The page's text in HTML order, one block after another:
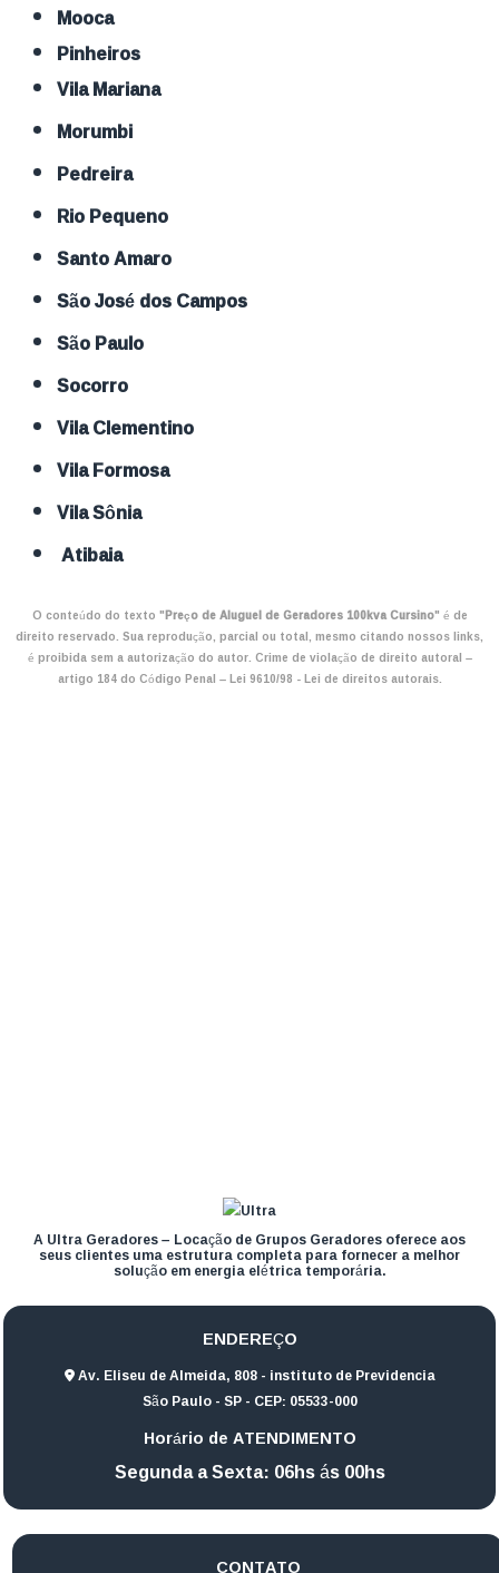
Mooca
Pinheiros
Vila Mariana
Morumbi
Pedreira
Rio Pequeno
Santo Amaro
São José dos Campos
São Paulo
Socorro
Vila Clementino
Vila Formosa
Vila Sônia
Atibaia
O conteúdo do texto "Preço de Aluguel de Geradores 100kva Cursino" é de
direito reservado. Sua reprodução, parcial ou total, mesmo citando nossos links,
é proibida sem a autorização do autor. Crime de violação de direito autoral –
artigo 184 do Código Penal –Lei 9610/98 - Lei de direitos autorais.
A Ultra Geradores – Locação de Grupos Geradores oferece aos
seus clientes uma estrutura completa para fornecer a melhor
solução em energia elétrica temporária.
ENDEREÇO
Av. Eliseu de Almeida, 808 - instituto de Previdencia
São Paulo - SP - CEP: 05533-000
Horário de ATENDIMENTO
Segunda a Sexta: 06hs ás 00hs
CONTATO